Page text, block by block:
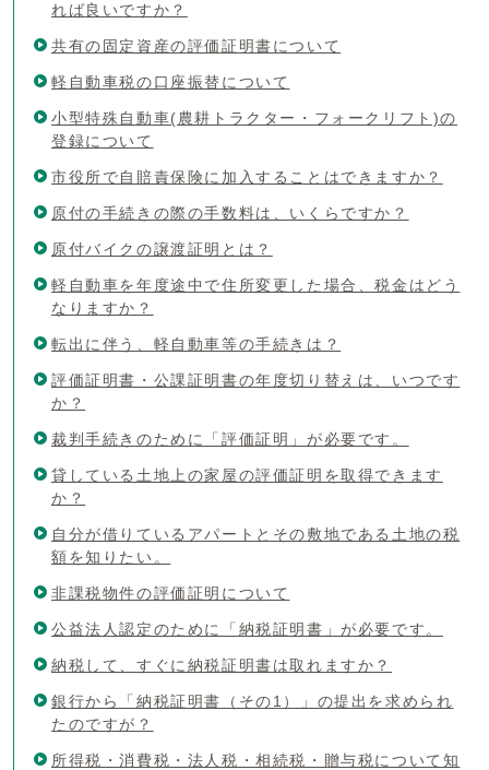
れば良いですか？
共有の固定資産の評価証明書について
軽自動車税の口座振替について
小型特殊自動車(農耕トラクター・フォークリフト)の
登録について
市役所で自賠責保険に加入することはできますか？
原付の手続きの際の手数料は、いくらですか？
原付バイクの譲渡証明とは？
軽自動車を年度途中で住所変更した場合、税金はどう
なりますか？
転出に伴う、軽自動車等の手続きは？
評価証明書・公課証明書の年度切り替えは、いつです
か？
裁判手続きのために「評価証明」が必要です。
貸している土地上の家屋の評価証明を取得できます
か？
自分が借りているアパートとその敷地である土地の税
額を知りたい。
非課税物件の評価証明について
公益法人認定のために「納税証明書」が必要です。
納税して、すぐに納税証明書は取れますか？
銀行から「納税証明書（その1）」の提出を求められ
たのですが？
所得税・消費税・法人税・相続税・贈与税について知